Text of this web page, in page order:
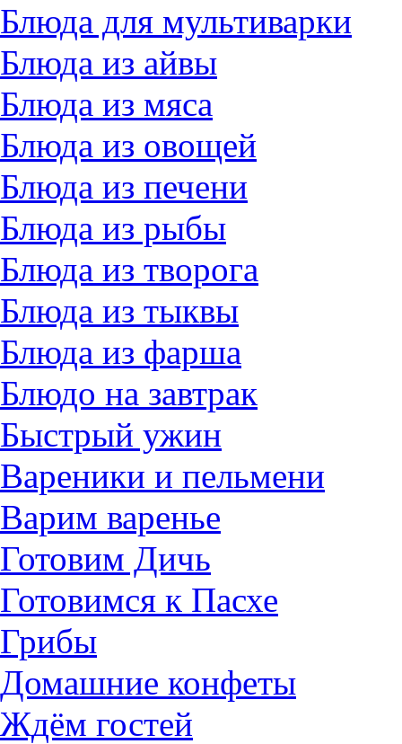
Блюда для мультиварки
Блюда из айвы
Блюда из мяса
Блюда из овощей
Блюда из печени
Блюда из рыбы
Блюда из творога
Блюда из тыквы
Блюда из фарша
Блюдо на завтрак
Быстрый ужин
Вареники и пельмени
Варим варенье
Готовим Дичь
Готовимся к Пасхе
Грибы
Домашние конфеты
Ждём гостей